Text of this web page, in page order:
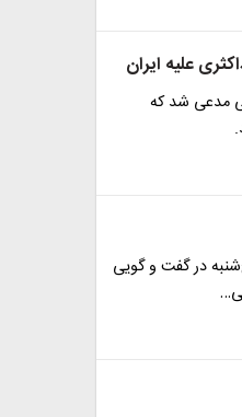
علیه ایران
مدعی شد که
در گفت و گویی